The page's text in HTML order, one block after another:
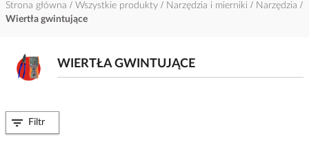
Strona główna Wszystkie produkty Narzędzia i mierniki
Narzędzia
Wiertła gwintujące
WIERTŁA GWINTUJĄCE
Filtr